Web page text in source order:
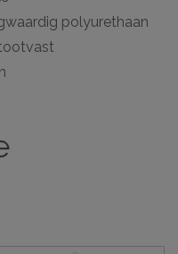
polyurethaan